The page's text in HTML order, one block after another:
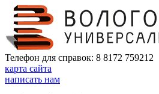
Телефон для справок: 8 8172 759212
карта сайта
написать нам